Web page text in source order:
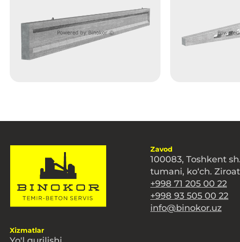
Zavod
100083, Toshkent
tumani, ko‘ch.
+998 71 205 00 22
+998 93 505 00 22
info@binokor.uz
Xizmatlar